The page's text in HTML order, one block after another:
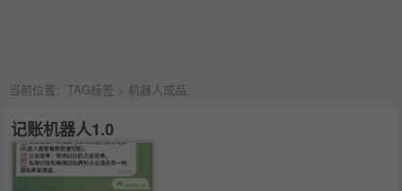
当前位置： TAG标签 > 机器人成品
记账机器人1.0